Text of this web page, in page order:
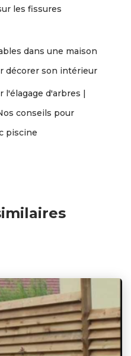
les fissures
dans une maison
décorer son intérieur
l'élagage d'arbres |
conseils pour
piscine